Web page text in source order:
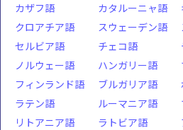
カザフ語
カタルーニャ語
クロアチア語
スウェーデン語
セルビア語
チェコ語
ノルウェー語
ハンガリー語
フィンランド語
ブルガリア語
ラテン語
ルーマニア語
リトアニア語
ラトビア語